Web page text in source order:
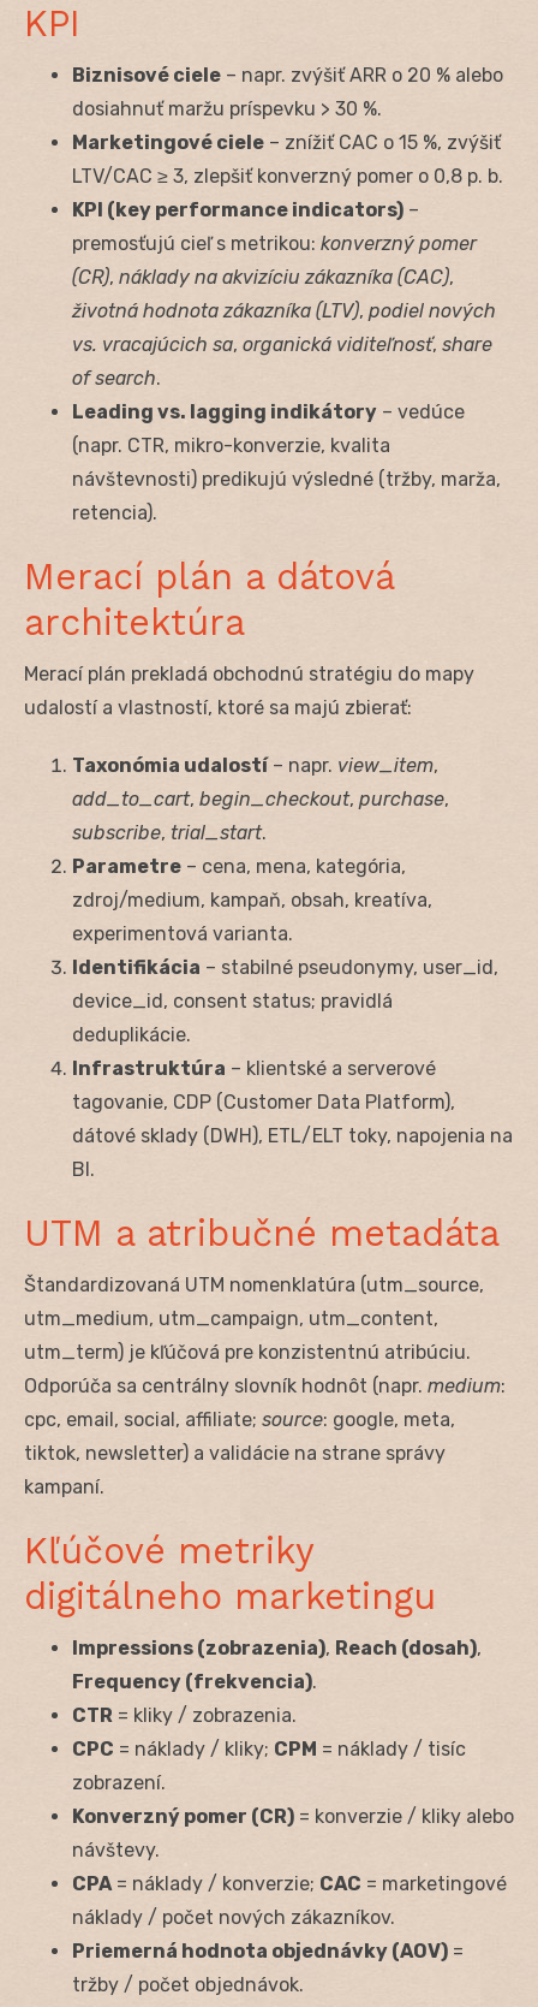
KPI
Biznisové ciele – napr. zvýšiť ARR o 20 % alebo
dosiahnuť maržu príspevku > 30 %.
Marketingové ciele – znížiť CAC o 15 %, zvýšiť
LTV/CAC ≥ 3, zlepšiť konverzný pomer o 0,8 p. b.
KPI (key performance indicators) –
premosťujú cieľ s metrikou: konverzný pomer
(CR), náklady na akvizíciu zákazníka (CAC),
životná hodnota zákazníka (LTV), podiel nových
vs. vracajúcich sa, organická viditeľnosť, share
of search.
Leading vs. lagging indikátory – vedúce
(napr. CTR, mikro-konverzie, kvalita
návštevnosti) predikujú výsledné (tržby, marža,
retencia).
Merací plán a dátová
architektúra
Merací plán prekladá obchodnú stratégiu do mapy
udalostí a vlastností, ktoré sa majú zbierať:
Taxonómia udalostí– napr. view_item,
add_to_cart, begin_checkout, purchase,
subscribe, trial_start.
Parametre – cena, mena, kategória,
zdroj/medium, kampaň, obsah, kreatíva,
experimentová varianta.
Identifikácia – stabilné pseudonymy, user_id,
device_id, consent status; pravidlá
deduplikácie.
Infrastruktúra – klientské a serverové
tagovanie, CDP (Customer Data Platform),
dátové sklady (DWH), ETL/ELT toky, napojenia na
BI.
UTM a atribučné metadáta
Štandardizovaná UTM nomenklatúra (utm_source,
utm_medium, utm_campaign, utm_content,
utm_term) je kľúčová pre konzistentnú atribúciu.
Odporúča sa centrálny slovník hodnôt (napr. medium:
cpc, email, social, affiliate; source: google, meta,
tiktok, newsletter) a validácie na strane správy
kampaní.
Kľúčové metriky
digitálneho marketingu
Impressions (zobrazenia), Reach (dosah),
Frequency (frekvencia).
CTR = kliky / zobrazenia.
CPC = náklady / kliky; CPM = náklady / tisíc
zobrazení.
Konverzný pomer (CR) = konverzie / kliky alebo
návštevy.
CPA= náklady / konverzie; CAC = marketingové
náklady / počet nových zákazníkov.
Priemerná hodnota objednávky (AOV) =
tržby / počet objednávok.